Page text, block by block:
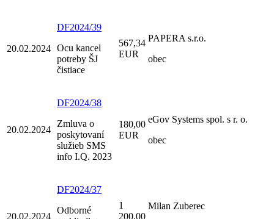
20.02.2024
DF2024/39
Ocu kancel
potreby ŠJ
čistiace
567,34
EUR
PAPERA s.r.o.
obec
20.02.2024
DF2024/38
Zmluva o
poskytovaní
služieb SMS
info I.Q. 2023
180,00
EUR
eGov Systems spol. s r. o.
obec
20.02.2024
DF2024/37
Odborné
1
200,00
Milan Zuberec